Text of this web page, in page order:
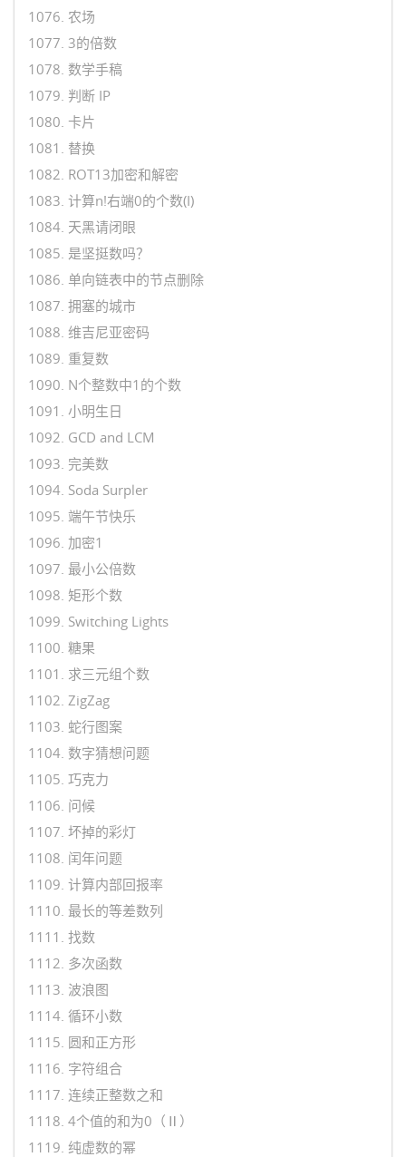
1076. 农场
1077. 3的倍数
1078. 数学手稿
1079. 判断 IP
1080. 卡片
1081. 替换
1082. ROT13加密和解密
1083. 计算n!右端0的个数(I)
1084. 天黑请闭眼
1085. 是坚挺数吗？
1086. 单向链表中的节点删除
1087. 拥塞的城市
1088. 维吉尼亚密码
1089. 重复数
1090. N个整数中1的个数
1091. 小明生日
1092. GCD and LCM
1093. 完美数
1094. Soda Surpler
1095. 端午节快乐
1096. 加密1
1097. 最小公倍数
1098. 矩形个数
1099. Switching Lights
1100. 糖果
1101. 求三元组个数
1102. ZigZag
1103. 蛇行图案
1104. 数字猜想问题
1105. 巧克力
1106. 问候
1107. 坏掉的彩灯
1108. 闰年问题
1109. 计算内部回报率
1110. 最长的等差数列
1111. 找数
1112. 多次函数
1113. 波浪图
1114. 循环小数
1115. 圆和正方形
1116. 字符组合
1117. 连续正整数之和
1118. 4个值的和为0（Ⅱ）
1119. 纯虚数的幂